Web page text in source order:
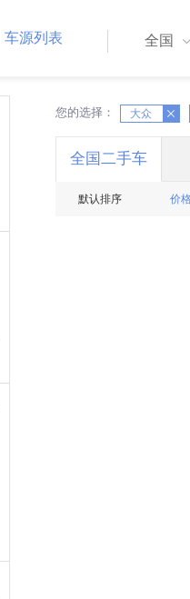
车源列表 全国
您的选择： 大众
X X
全国二手车
默认排序 价